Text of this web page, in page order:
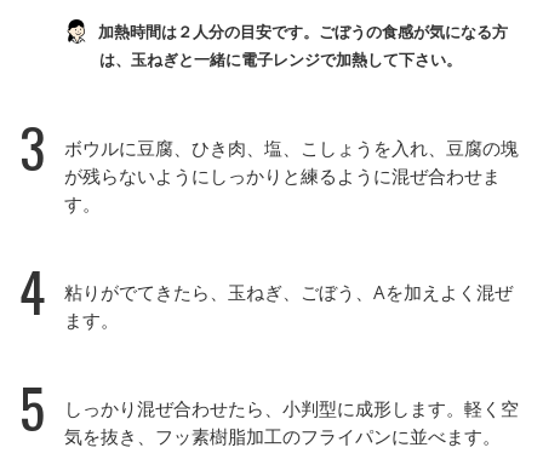
加熱時間は２人分の目安です。ごぼうの食感が気になる方
は、玉ねぎと一緒に電子レンジで加熱して下さい。
3
ボウルに豆腐、ひき肉、塩、こしょうを入れ、豆腐の塊
が残らないようにしっかりと練るように混ぜ合わせま
す。
4
粘りがでてきたら、玉ねぎ、ごぼう、Aを加えよく混ぜ
ます。
5
しっかり混ぜ合わせたら、小判型に成形します。軽く空
気を抜き、フッ素樹脂加工のフライパンに並べます。